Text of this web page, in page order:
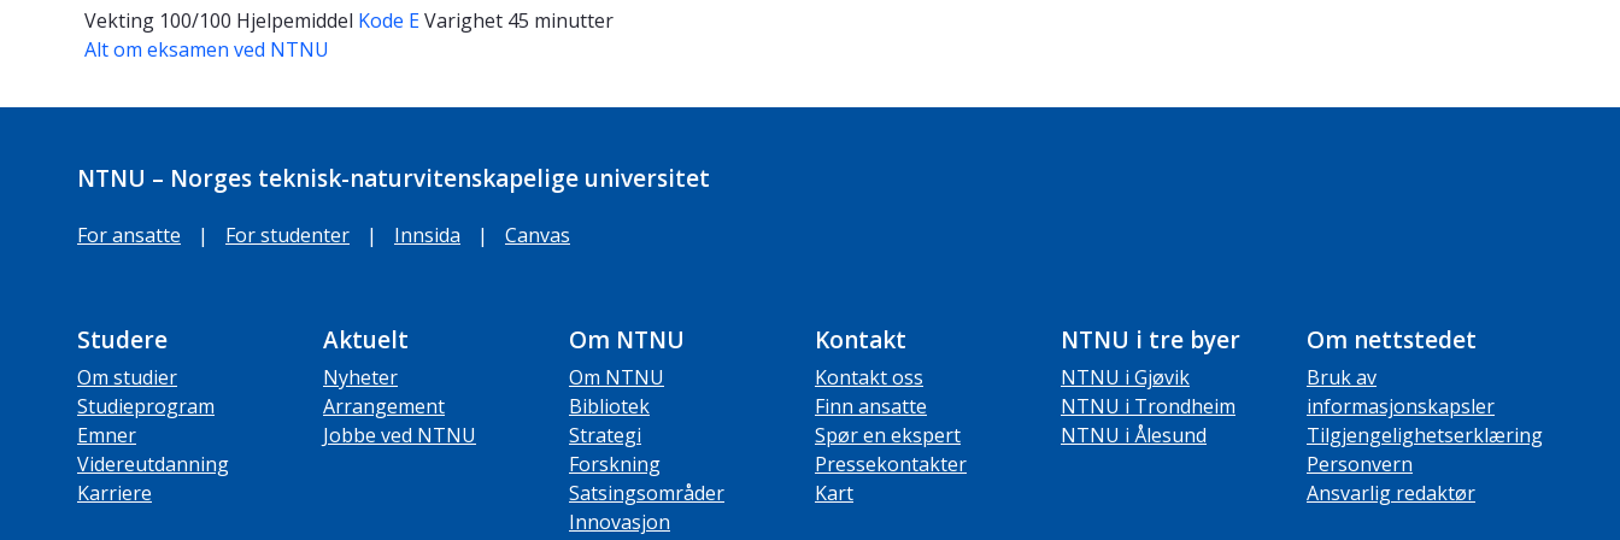
Vekting 100/100 Hjelpemiddel Kode EVarighet 45 minutter
Alt om eksamen ved NTNU
NTNU – Norges teknisk-naturvitenskapelige universitet
For ansatte | For studenter | Innsida | Canvas
Studere
Om studier
Studieprogram
Emner
Videreutdanning
Karriere
Aktuelt
Nyheter
Arrangement
Jobbe ved NTNU
Om NTNU
Om NTNU
Bibliotek
Strategi
Forskning
Satsingsområder
Innovasjon
Kontakt
Kontakt oss
Finn ansatte
Spør en ekspert
Pressekontakter
Kart
NTNU i tre byer
NTNU i Gjøvik
NTNU i Trondheim
NTNU i Ålesund
Om nettstedet
Bruk av
informasjonskapsler
Tilgjengelighetserklæring
Personvern
Ansvarlig redaktør